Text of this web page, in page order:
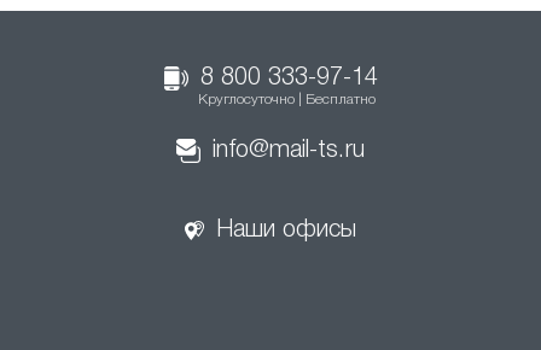
8 800 333-97-14
Круглосуточно | Бесплатно
info@mail-ts.ru
Наши офисы